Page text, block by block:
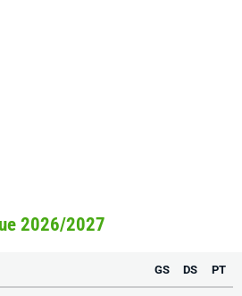
2026/2027
GS DS PT